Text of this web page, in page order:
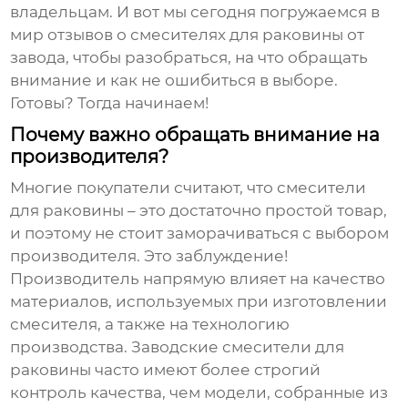
владельцам. И вот мы сегодня погружаемся в
мир отзывов о смесителях для раковины от
завода, чтобы разобраться, на что обращать
внимание и как не ошибиться в выборе.
Готовы? Тогда начинаем!
Почему важно обращать внимание на
производителя?
Многие покупатели считают, что смесители
для раковины – это достаточно простой товар,
и поэтому не стоит заморачиваться с выбором
производителя. Это заблуждение!
Производитель напрямую влияет на качество
материалов, используемых при изготовлении
смесителя, а также на технологию
производства. Заводские смесители для
раковины часто имеют более строгий
контроль качества, чем модели, собранные из